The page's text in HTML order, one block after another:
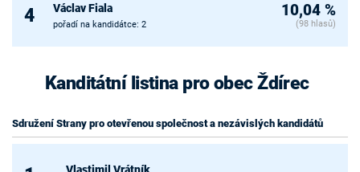
4 Václav Fiala
pořadí na kandidátce: 2
10,04 %
(98 hlasů)
Kanditátní listina pro obec Ždírec
Sdružení Strany pro otevřenou společnost a nezávislých kandidátů